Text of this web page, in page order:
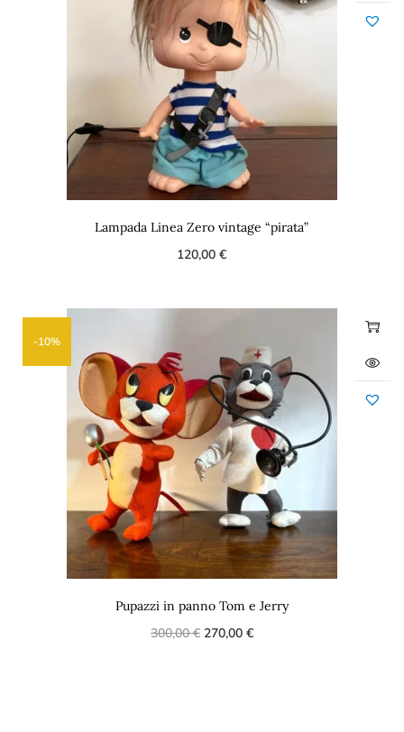
Lampada Linea Zero vintage “pirata”
120,00€
-10%
Pupazzi in panno Tom e Jerry
300,00€ 270,00 €